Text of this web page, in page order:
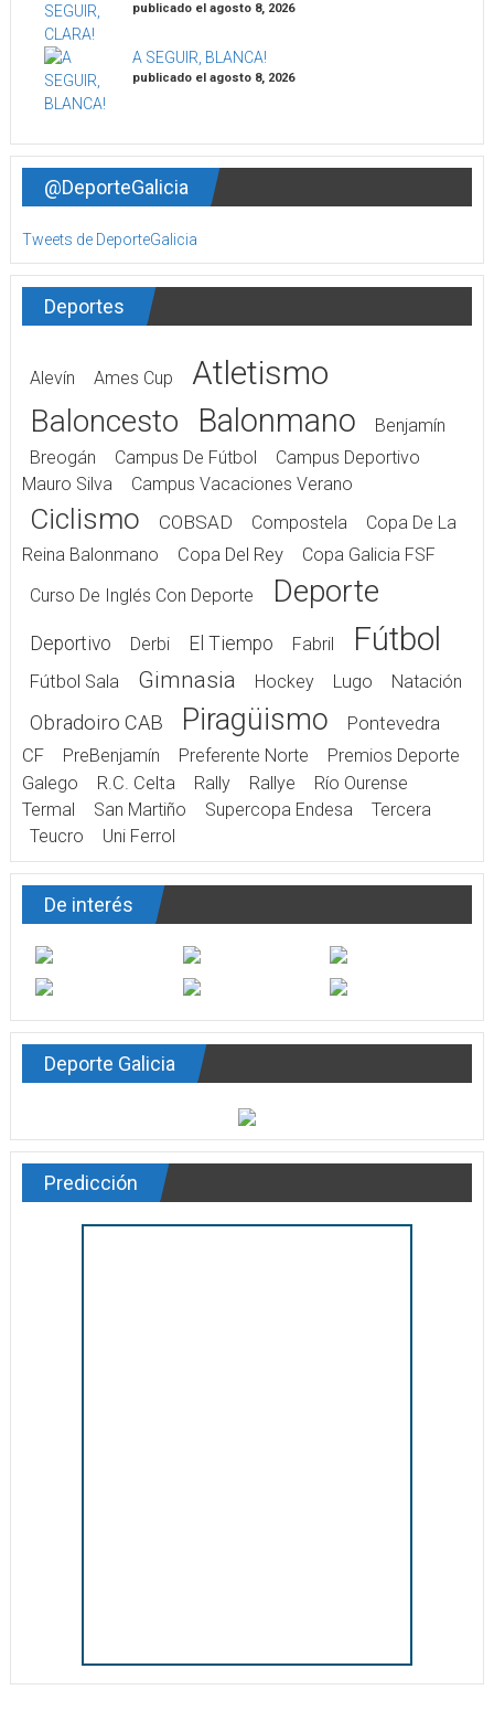
publicado el agosto 8, 2026
A SEGUIR, BLANCA!
publicado el agosto 8, 2026
@DeporteGalicia
Tweets de DeporteGalicia
Deportes
Alevín Ames Cup Atletismo
Baloncesto Balonmano
Benjamín
Breogán
Campus De Fútbol
Campus Deportivo
Mauro Silva
Campus Vacaciones Verano
Ciclismo COBSAD Compostela
Copa De La
Reina Balonmano
Copa Del Rey
Copa Galicia FSF
Curso De Inglés Con Deporte
Deporte
Deportivo Derbi El Tiempo Fabril Fútbol
Fútbol Sala Gimnasia Hockey Lugo Natación
Obradoiro CAB Piragüismo
Pontevedra
CF
PreBenjamín Preferente Norte
Premios Deporte
Galego
R.C. Celta Rally Rallye
Río Ourense
Termal
San Martiño Supercopa Endesa
Tercera
Teucro
Uni Ferrol
De interés
Deporte Galicia
Predicción